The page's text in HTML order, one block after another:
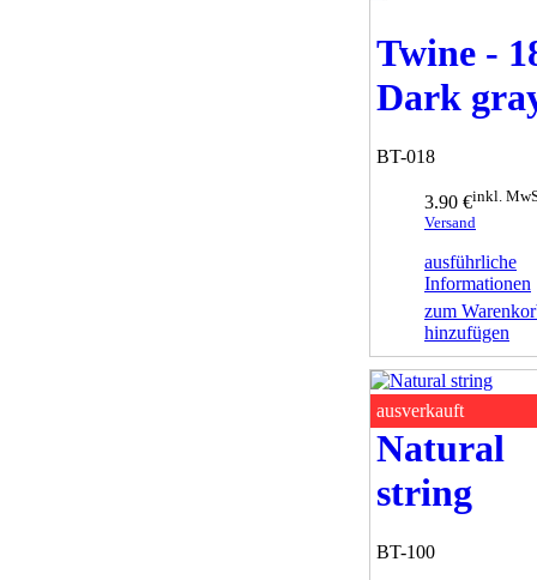
Twine -
Dark
BT-018
3.90 €inkl.
Versand
ausführliche
Informationen
zum
hinzufügen
ausverkauft
Natural
string
BT-100